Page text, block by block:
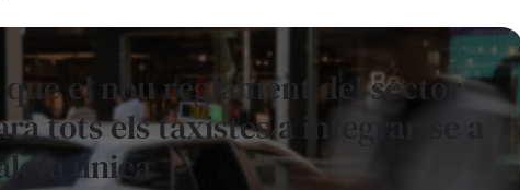
que el nou reglament del sector
tots els taxistes a integrar-se a
única